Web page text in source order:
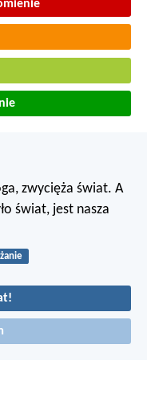
zwycięża świat. A
świat, jest nasza